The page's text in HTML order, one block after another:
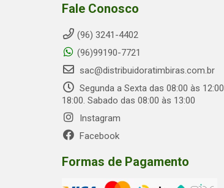
Fale Conosco
(96) 3241-4402
(96)99190-7721
sac@distribuidoratimbiras.com.br
Segunda a Sexta das 08:00 às
18:00. Sabado das 08:00 às 13:00
Instagram
Facebook
Formas de Pagamento